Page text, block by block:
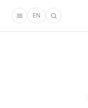
EN